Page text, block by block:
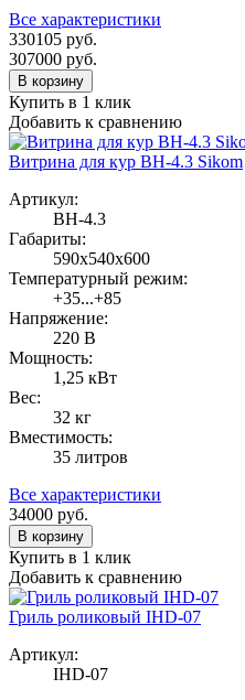
Все характеристики
330105 руб.
307000 руб.
В корзину
Купить в 1 клик
Добавить к сравнению
Витрина для кур ВН-4.3 Sikom
Артикул:
ВН-4.3
Габариты:
590х540х600
Температурный режим:
+35...+85
Напряжение:
220 В
Мощность:
1,25 кВт
Вес:
32 кг
Вместимость:
35 литров
Все характеристики
34000 руб.
В корзину
Купить в 1 клик
Добавить к сравнению
Гриль роликовый IHD-07
Артикул:
IHD-07